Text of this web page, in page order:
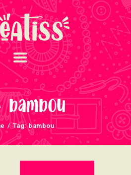
bambou
Tag: bambou
ET